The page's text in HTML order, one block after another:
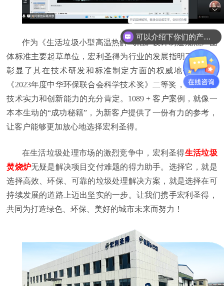
作为《生活垃圾小型高温热解气化炉设计制造规范》团
体标准主要起草单位，宏利圣得为行业的发展指明了方向，
彰显了其在技术研发和标准制定方面的权威地位。荣获
《2023年度中华环保联合会科学技术奖》二等奖，更是对其
技术实力和创新能力的充分肯定。1089 + 客户案例，就像一
本本生动的“成功秘籍”，为新客户提供了一份有力的参考，
让客户能够更加放心地选择宏利圣得。
在生活垃圾处理市场的激烈竞争中，宏利圣得生活垃圾
焚烧炉无疑是解决项目交付难题的得力助手。选择它，就是
选择高效、环保、可靠的垃圾处理解决方案，就是选择在可
持续发展的道路上迈出坚实的一步。让我们携手宏利圣得，
共同为打造绿色、环保、美好的城市未来而努力！
可以介绍下你们的产品么？